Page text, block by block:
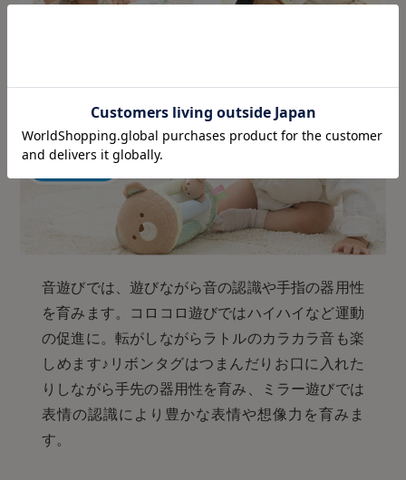
音遊びでは、遊びながら音の認識や手指の器用性
を育みます。コロコロ遊びではハイハイなど運動
の促進に。転がしながらラトルのカラカラ音も楽
しめます♪リボンタグはつまんだりお口に入れた
りしながら手先の器用性を育み、ミラー遊びでは
表情の認識により豊かな表情や想像力を育みま
す。